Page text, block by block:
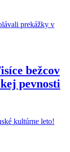
bežcov
pevnosti